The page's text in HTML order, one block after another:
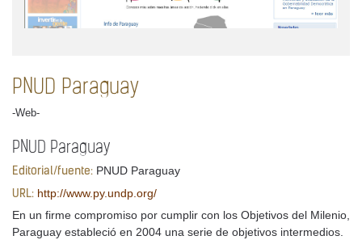
PNUD Paraguay
-Web-
PNUD Paraguay
Editorial/fuente: PNUD Paraguay
URL: http://www.py.undp.org/
En un firme compromiso por cumplir con los Objetivos del Milenio,
Paraguay estableció en 2004 una serie de objetivos intermedios.